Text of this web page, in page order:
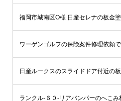
ワーゲンゴルフの保険案件修理依頼
日産ルークスのスライドドア付近の
ランクル-６０-リアバンパーのへこ